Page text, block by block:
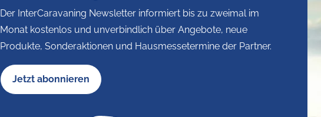
Der InterCaravaning Newsletter informiert bis zu zweimal im
Monat kostenlos und unverbindlich über Angebote, neue
Produkte, Sonderaktionen und Hausmessetermine der Partner.
Jetzt abonnieren